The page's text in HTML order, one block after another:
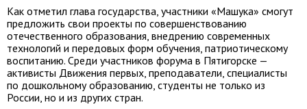
Как отметил глава государства, участники «Машука» смогут
предложить свои проекты по совершенствованию
отечественного образования, внедрению современных
технологий и передовых форм обучения, патриотическому
воспитанию. Среди участников форума в Пятигорске —
активисты Движения первых, преподаватели, специалисты
по дошкольному образованию, студенты не только из
России, но и из других стран.